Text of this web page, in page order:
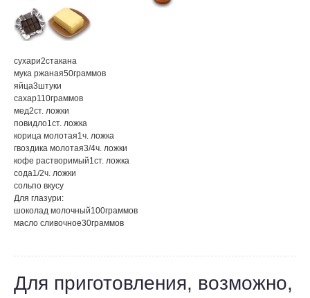
сухари2стакана
мука ржаная50граммов
яйца3штуки
сахар110граммов
мед2ст. ложки
повидло1ст. ложка
корица молотая1ч. ложка
гвоздика молотая3/4ч. ложки
кофе растворимый1ст. ложка
сода1/2ч. ложки
сольпо вкусу
Для глазури:
шоколад молочный100граммов
масло сливочное30граммов
Для приготовления, возможно,